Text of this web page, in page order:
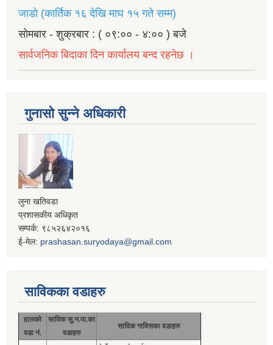
जाडो (कार्तिक १६ देखि माघ १५ गते सम्म)
सोमबार - शुक्रबार : ( ०९:०० - ४:०० ) बजे
सार्वजनिक बिदाका दिन कार्यालय बन्द रहनेछ ।
गुनासो सुन्ने अधिकारी
लुना खतिवडा
प्रशासकीय अधिकृत
सम्पर्क: ९८५२६४२०१६
ई-मेल: prashasan.suryodaya@gmail.com
साविकका वडाहरु
हालको
वडा नं.
साविक सु.न.पा.का
वडाहरु
साविक गाविसका वडाहरु